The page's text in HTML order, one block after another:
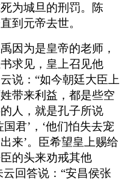
为城旦的刑罚。陈
到元帝去世。
因为是皇帝的老师，
求见，皇上召见他
说：“如今朝廷大臣上
带来利益，都是些空
人，就是孔子所说
君’，‘他们怕失去宠
来’。臣希望皇上赐给
的头来劝戒其他
云回答说：“安昌侯张